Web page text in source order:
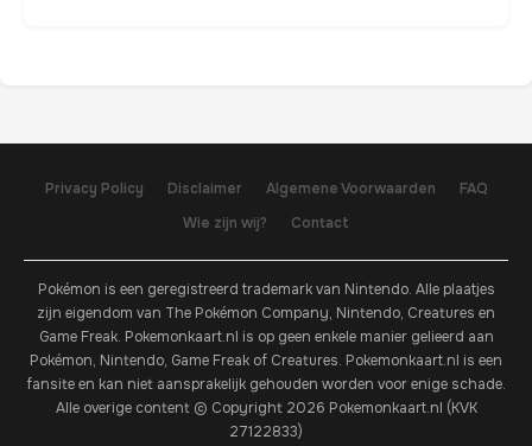
Privacy Policy Disclaimer Algemene Voorwaarden
FAQ
Wie zijn wij?
Contact
Pokémon is een geregistreerd trademark van Nintendo. Alle plaatjes
zijn eigendom van The Pokémon Company, Nintendo, Creatures en
Game Freak. Pokemonkaart.nl is op geen enkele manier gelieerd aan
Pokémon, Nintendo, Game Freak of Creatures. Pokemonkaart.nl is een
fansite en kan niet aansprakelijk gehouden worden voor enige schade.
Alle overige content © Copyright 2026 Pokemonkaart.nl (KVK
27122833)